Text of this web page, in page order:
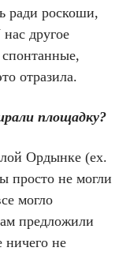
ради роскоши,
другое
отразила.
площадку?
Ордынке (ex.
просто не могли
могло
предложили
ничего не